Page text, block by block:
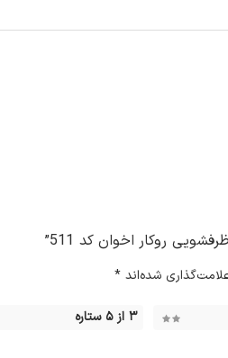
روکار اخوان کد 511”
شده‌اند *
۳ از ۵ ستاره